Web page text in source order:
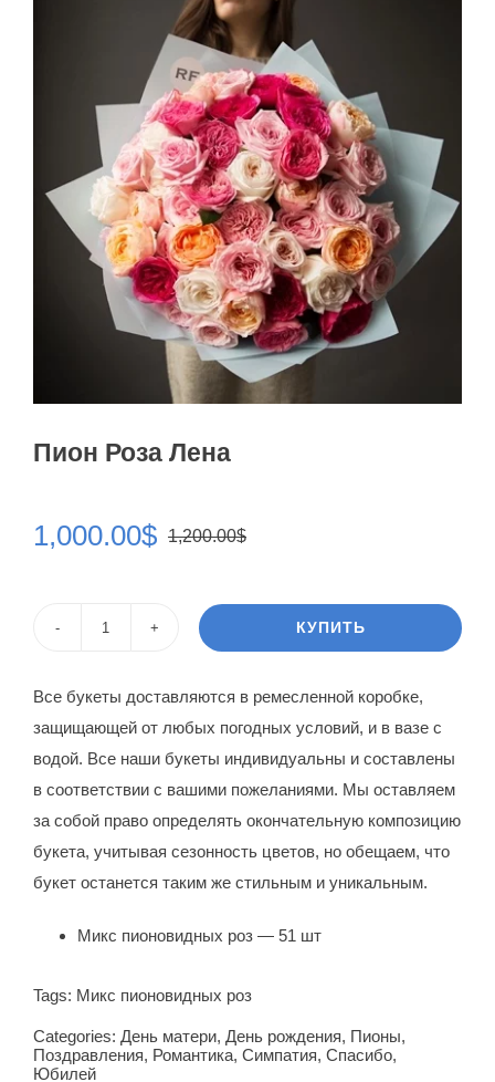
Пион Роза Лена
1,200.00$Первоначальная
составляла
1,200.00$.
1,000.00$
Текущая
1,000.00$.
Пион
Роза
Лена
КУПИТЬ
Все букеты доставляются в ремесленной коробке,
защищающей от любых погодных условий, и в вазе с
водой. Все наши букеты индивидуальны и составлены
в соответствии с вашими пожеланиями. Мы оставляем
за собой право определять окончательную композицию
букета, учитывая сезонность цветов, но обещаем, что
букет останется таким же стильным и уникальным.
Микс пионовидных роз — 51 шт
Tags: Микс пионовидных роз
Categories: День матери, День рождения, Пионы,
Поздравления, Романтика, Симпатия, Спасибо,
Юбилей